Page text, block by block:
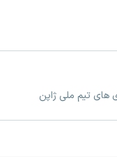
های تیم ملی ژاپن